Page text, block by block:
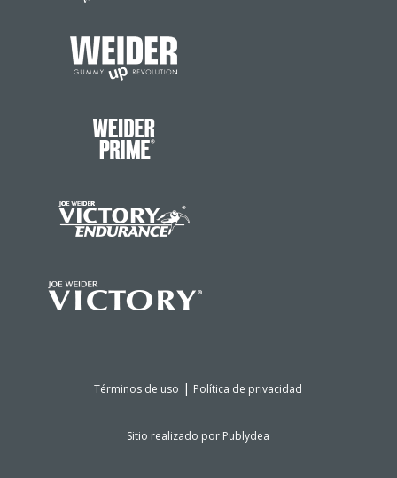
Términos de uso | Política de privacidad
Sitio realizado por Publydea